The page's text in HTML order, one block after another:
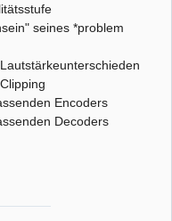
seines *problem
Encoders
Decoders